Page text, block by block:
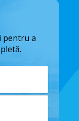
pentru a